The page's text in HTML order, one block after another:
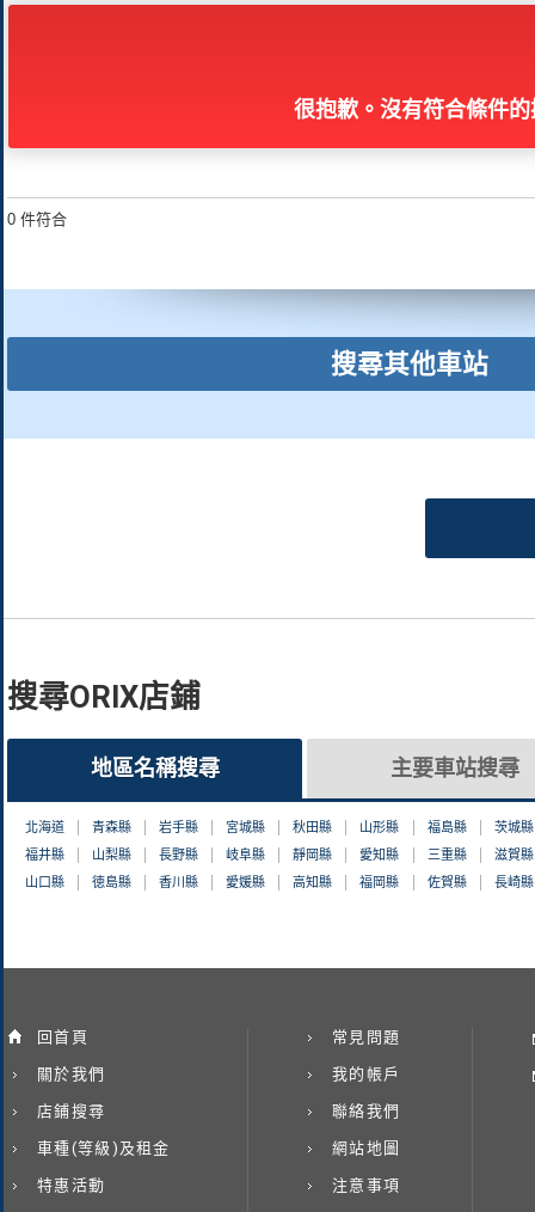
很抱歉。沒有符合條件
0 件符合
搜尋其他車站
搜尋ORIX店鋪
地區名稱搜尋 主要車站搜尋
北海道 青森縣 岩手縣 宮城縣 秋田縣 山形縣 福島縣
茨城縣
福井縣
山梨縣 長野縣 岐阜縣 靜岡縣 愛知縣 三重縣
滋賀縣
山口縣
徳島縣 香川縣 愛媛縣 高知縣 福岡縣 佐賀縣 長崎縣
回首頁
關於我們
店鋪搜尋
車種(等級)及租金
特惠活動
常見問題
我的帳戶
聯絡我們
網站地圖
注意事項